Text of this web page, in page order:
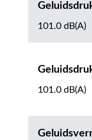
101.0 dB(A)
101.0 dB(A)